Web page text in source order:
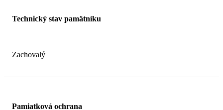
Technický stav pamätníku
Zachovalý
Pamiatková ochrana